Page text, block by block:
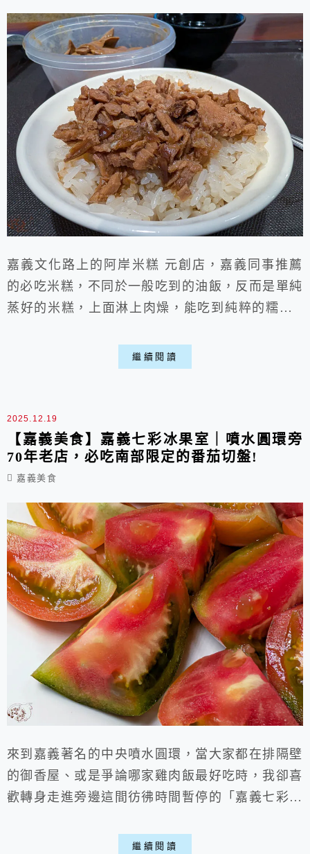
嘉義文化路上的阿岸米糕 元創店，嘉義同事推薦
的必吃米糕，不同於一般吃到的油飯，反而是單純
蒸好的米糕，上面淋上肉燥，能吃到純粹的糯米Q
湯、小菜能品嚐。來到嘉義文化路上，可說是嘉義
美食的一級戰區，從夜市到各種餐館林立，從小
歐。
繼續閱讀
2025.12.19
【嘉義美食】嘉義七彩冰果室｜噴水圓環旁
70年老店，必吃南部限定的番茄切盤!
嘉義美食
來到嘉義著名的中央噴水圓環，當大家都在排隔壁
的御香屋、或是爭論哪家雞肉飯最好吃時，我卻喜
歡轉身走進旁邊這間彷彿時間暫停的「嘉義七彩冰
精緻裝潢，只有充滿回憶的復古式店面。對於嘉義
繼續閱讀